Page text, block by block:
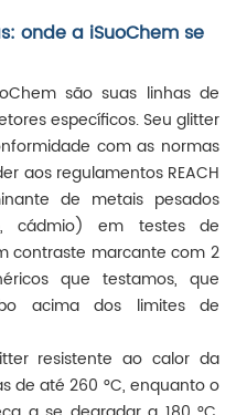
onde a iSuoChem se
são suas linhas de
específicos. Seu glitter
com as normas
aos regulamentos REACH
de metais pesados
cádmio) em testes de
contraste marcante com 2
que testamos, que
acima dos limites de
resistente ao calor da
de até 260 °C, enquanto o